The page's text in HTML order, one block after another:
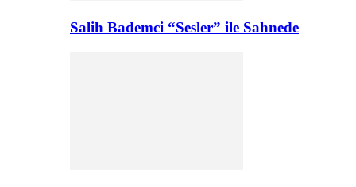
Salih Bademci “Sesler” ile Sahnede